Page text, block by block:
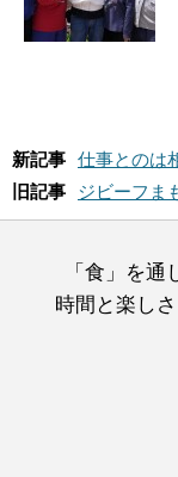
新記事 仕事とのは
旧記事
ジビーフま
「食」を
時間と楽し